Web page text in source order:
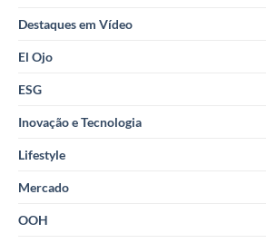
Destaques em Vídeo
El Ojo
ESG
Inovação e Tecnologia
Lifestyle
Mercado
OOH